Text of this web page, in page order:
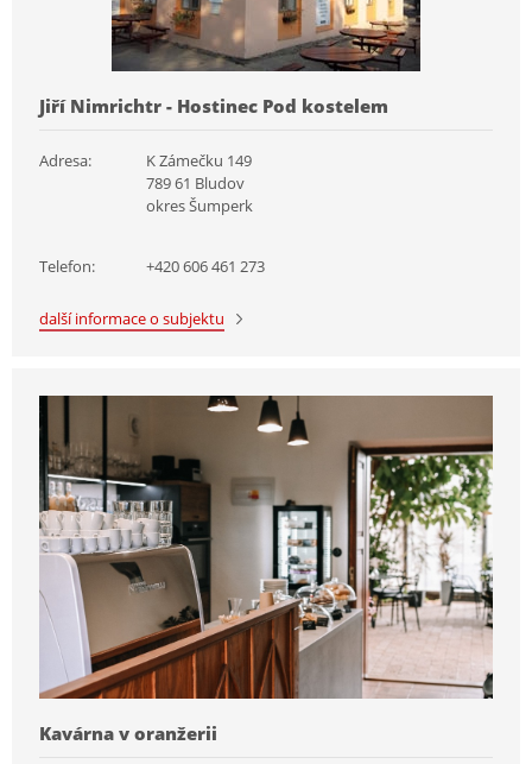
Jiří Nimrichtr - Hostinec Pod kostelem
Adresa:
K Zámečku 149
789 61 Bludov
okres Šumperk
Telefon: +420 606 461 273
další informace o subjektu
Kavárna v oranžerii